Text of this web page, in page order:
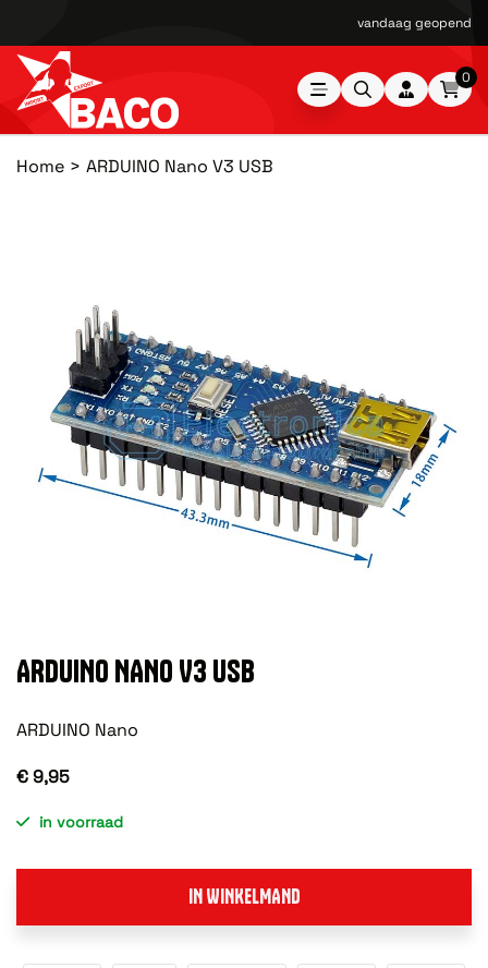
vandaag geopend
0
Home ARDUINO Nano V3 USB
ARDUINO NANO V3 USB
ARDUINO Nano
€ 9,95
in voorraad
IN WINKELMAND